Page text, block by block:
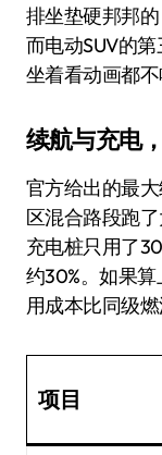
排坐垫硬邦邦的
而电动SUV的
坐着看动画都不
续航与充电
官方给出的最
区混合路段跑
充电桩只用了
约30%。如果
用成本比同级燃
项目